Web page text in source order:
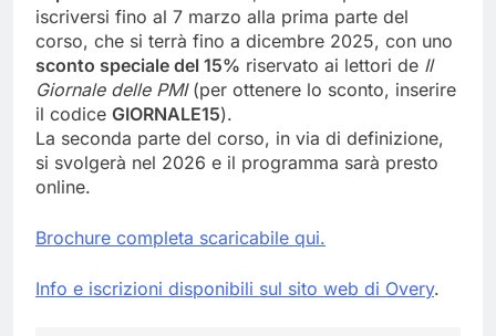
iscriversi fino al 7 marzo alla prima parte del
corso, che si terrà fino a dicembre 2025, con uno
sconto speciale del 15% riservato ai lettori de Il
Giornale delle PMI(per ottenere lo sconto, inserire
il codice GIORNALE15).
La seconda parte del corso, in via di definizione,
si svolgerà nel 2026 e il programma sarà presto
online.
Brochure completa scaricabile qui.
Info e iscrizioni disponibili sul sito web di Overy.